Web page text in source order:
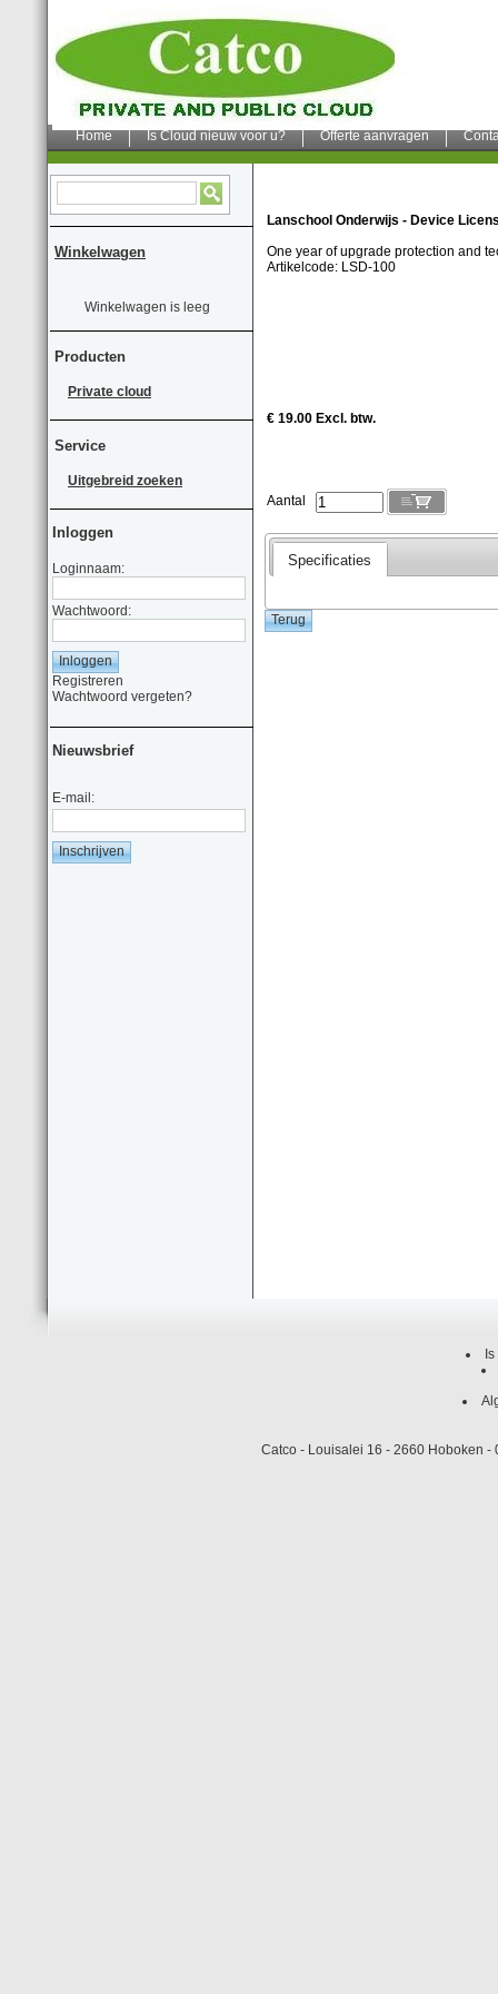
Home Is Cloud nieuw voor u? Offerte aanvragen
Winkelwagen
Winkelwagen is leeg
Producten
Private cloud
Service
Uitgebreid zoeken
Inloggen
Loginnaam:
Wachtwoord:
Registreren
Wachtwoord vergeten?
Nieuwsbrief
E-mail:
Lanschool Onderwijs - Device
One year of upgrade protection and
Artikelcode: LSD-100
€ 19.00 Excl. btw.
Aantal
Specificaties
Catco - Louisalei 16 - 2660 Hoboken -